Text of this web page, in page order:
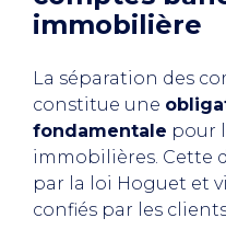
immobilière
La séparation des
constitue une
fondamentale pour
immobilières. Cette
par la loi Hoguet et
confiés par les